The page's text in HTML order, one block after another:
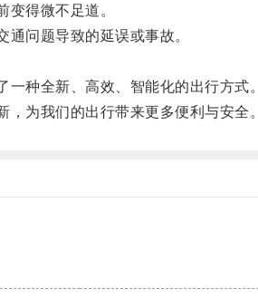
得微不足道。
问题导致的延误或事故。
种全新、高效、智能化的出行方式。
为我们的出行带来更多便利与安全。